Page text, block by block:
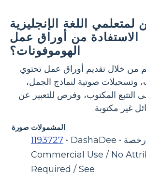
اللغة الإنجليزية
الاستفادة من أوراق عمل
الهوموفونات؟
من خلال تقديم أوراق عمل تحتوي
وتسجيلات صوتية لنماذج الجمل،
التتبع المكتوب، وفرص للتعبير عن
غير مكتوبة.
المشمولات صورة
1193727 • DashaDee • رخصة Free for Most
Commercial Use / No
Required / See